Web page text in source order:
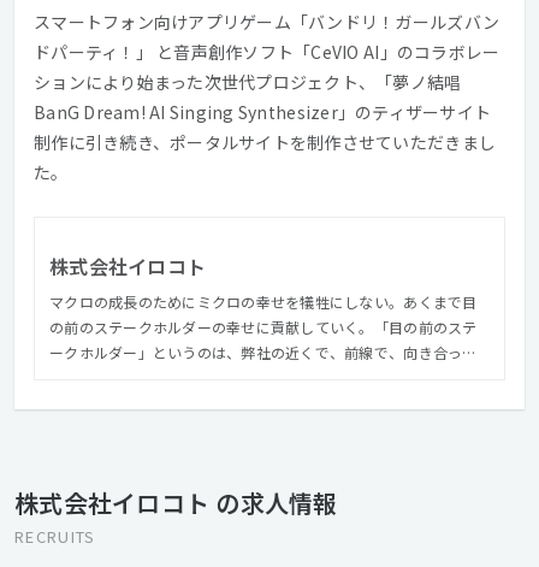
スマートフォン向けアプリゲーム「バンドリ！ガールズバン
ドパーティ！」 と音声創作ソフト「CeVIO AI」のコラボレー
ションにより始まった次世代プロジェクト、「夢ノ結唱
BanG Dream! AI Singing Synthesizer」のティザーサイト
制作に引き続き、ポータルサイトを制作させていただきまし
た。
株式会社イロコト
マクロの成長のためにミクロの幸せを犠牲にしない。あくまで目
の前のステークホルダーの幸せに貢献していく。「目の前のステ
ークホルダー」というのは、弊社の近くで、前線で、向き合って
株式会社イロコト の求人情報
RECRUITS